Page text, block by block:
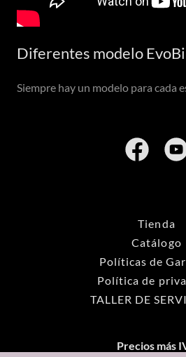
Diferentes modelo
Siempre hay un modelo para cada
Tienda
Catálogo
Políticas de
Política de
TALLER DE
Precios más